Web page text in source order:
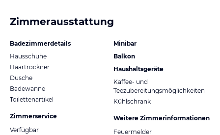
Zimmerausstattung
Badezimmerdetails
Hausschuhe
Haartrockner
Dusche
Badewanne
Toilettenartikel
Zimmerservice
Verfügbar
Minibar
Balkon
Haushaltsgeräte
Kaffee- und
Teezubereitungsmöglichkeiten
Kühlschrank
Weitere Zimmerinformationen
Feuermelder